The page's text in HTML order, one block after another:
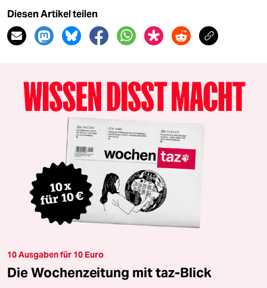
Diesen Artikel teilen
10 Ausgaben für 10 Euro
Die Wochenzeitung mit taz-Blick